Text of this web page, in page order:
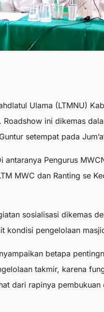
Ulama (LTMNU)
Roadshow ini dikemas
setempat pada
antaranya Pengurus
MWC dan Ranting se
sosialisasi dikemas
kondisi pengelolaan
betapa
takmir, karena
dari rapinya